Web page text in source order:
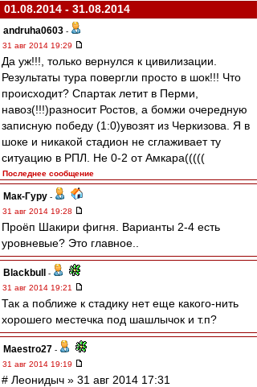
01.08.2014 - 31.08.2014
andruha0603 -
31 авг 2014 19:29
Да уж!!!, только вернулся к цивилизации.
Результаты тура повергли просто в шок!!! Что
происходит? Спартак летит в Перми,
навоз(!!!)разносит Ростов, а бомжи очередную
записную победу (1:0)увозят из Черкизова. Я в
шоке и никакой стадион не сглаживает ту
ситуацию в РПЛ. Не 0-2 от Амкара(((((
Последнее сообщение
Мак-Гуру -
31 авг 2014 19:28
Проёп Шакири фигня. Варианты 2-4 есть
уровневые? Это главное..
Blackbull
-
31 авг 2014 19:21
Так а поближе к стадику нет еще какого-нить
хорошего местечка под шашлычок и т.п?
Maestro27 -
31 авг 2014 19:19
# Леонидыч » 31 авг 2014 17:31